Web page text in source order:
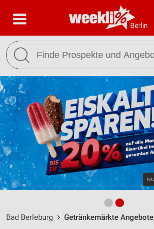
Berlin
Bad Berleburg Getränkemärkte Angebote,